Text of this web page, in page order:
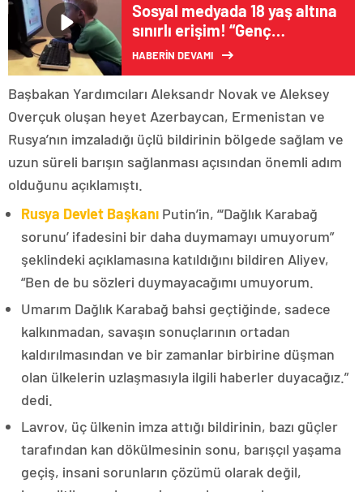
Sosyal medyada 18 yaş altına
sınırlı erişim! “Genç
hesaplar” uygulaması
HABERİN DEVAMI
Başbakan Yardımcıları Aleksandr Novak ve Aleksey
Overçuk oluşan heyet Azerbaycan, Ermenistan ve
Rusya’nın imzaladığı üçlü bildirinin bölgede sağlam ve
uzun süreli barışın sağlanması açısından önemli adım
olduğunu açıklamıştı.
Rusya Devlet Başkanı Putin’in, “‘Dağlık Karabağ
sorunu’ ifadesini bir daha duymamayı umuyorum”
şeklindeki açıklamasına katıldığını bildiren Aliyev,
“Ben de bu sözleri duymayacağımı umuyorum.
Umarım Dağlık Karabağ bahsi geçtiğinde, sadece
kalkınmadan, savaşın sonuçlarının ortadan
kaldırılmasından ve bir zamanlar birbirine düşman
olan ülkelerin uzlaşmasıyla ilgili haberler duyacağız.”
dedi.
Lavrov, üç ülkenin imza attığı bildirinin, bazı güçler
tarafından kan dökülmesinin sonu, barışçıl yaşama
geçiş, insani sorunların çözümü olarak değil,